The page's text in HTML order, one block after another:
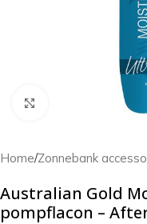
Klik om te vergroten
Home/Zonnebank
Australian Gold
pompflacon –